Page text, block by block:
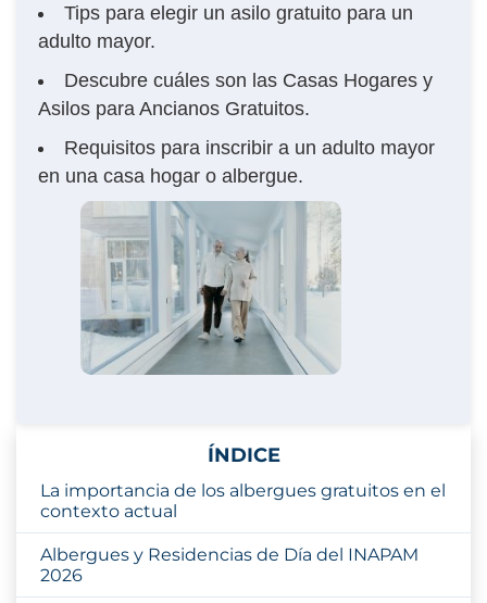
ÍNDICE
La importancia de los albergues gratuitos en el
contexto actual
Albergues y Residencias de Día del INAPAM
2026
Tips para elegir un asilo gratuito para un
adulto mayor.
Descubre cuáles son las Casas Hogares y
Asilos para Ancianos Gratuitos.
Requisitos para inscribir a un adulto mayor
en una casa hogar o albergue.